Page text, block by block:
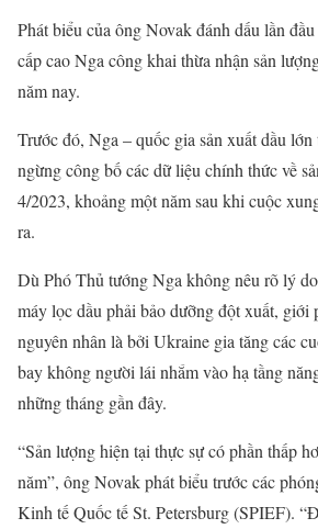
Phát biểu của ông Novak đánh dấu lần
cấp cao Nga công khai thừa nhận sản
năm nay.
Trước đó, Nga – quốc gia sản xuất dầu
ngừng công bố các dữ liệu chính thức về
4/2023, khoảng một năm sau khi cuộc
ra.
Dù Phó Thủ tướng Nga không nêu rõ lý
máy lọc dầu phải bảo dưỡng đột xuất, giới
nguyên nhân là bởi Ukraine gia tăng các
bay không người lái nhắm vào hạ tầng
những tháng gần đây.
“Sản lượng hiện tại thực sự có phần thấp
năm”, ông Novak phát biểu trước các
Kinh tế Quốc tế St. Petersburg (SPIEF).